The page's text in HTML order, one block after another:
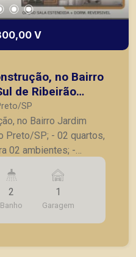
V
no Bairro
de Ribeirão
SP
no Bairro Jardim
- 02 quartos,
02 ambientes; -
social; - Cozinha; -
de
Piramid tem
clientes com
locação, vendas de
2
Banho
1
Garagem